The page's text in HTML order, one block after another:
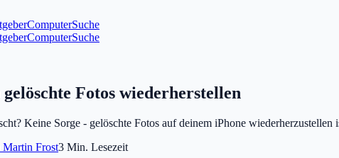
ComputerSuche
ComputerSuche
Fotos wiederherstellen
Keine Sorge - gelöschte Fotos auf deinem iPhone
Martin Frost3 Min. Lesezeit